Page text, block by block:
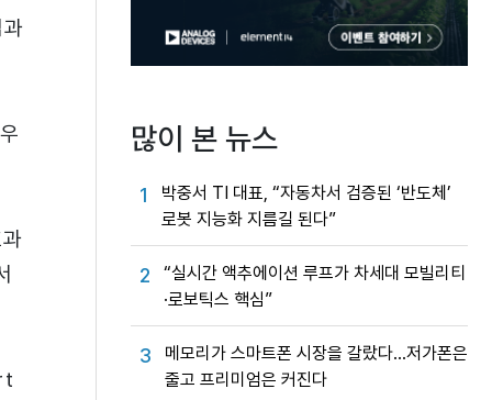
많이 본 뉴스
1
박중서 TI 대표, “자동차서 검증된 ‘반도체’
로봇 지능화 지름길 된다”
2
“실시간 액추에이션 루프가 차세대 모빌리티
·로보틱스 핵심”
3
메모리가 스마트폰 시장을 갈랐다…저가폰은
줄고 프리미엄은 커진다